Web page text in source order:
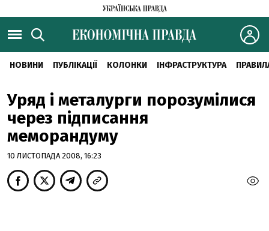
НОВИНИ ПУБЛІКАЦІЇ КОЛОНКИ ІНФРАСТРУКТУРА
Уряд і металурги порозумілися
через підписання
меморандуму
10 ЛИСТОПАДА 2008, 16:23